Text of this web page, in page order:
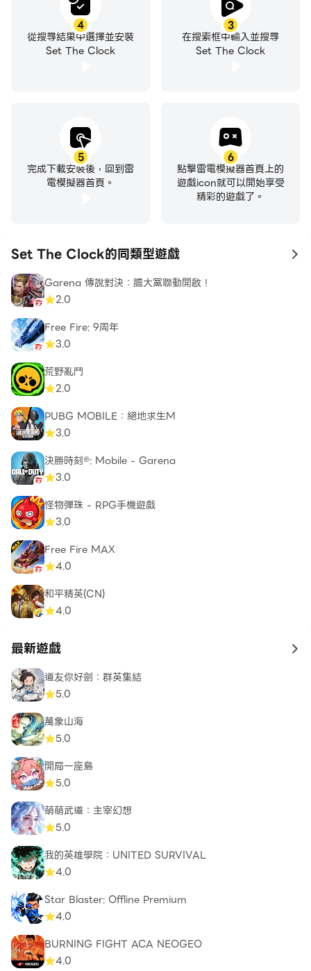
3
在搜索框中輸入並搜尋
Set The Clock
4
從搜尋結果中選擇並安裝
Set The Clock
5
完成下載安裝後，回到雷
電模擬器首頁。
6
點擊雷電模擬器首頁上的
遊戲icon就可以開始享受
精彩的遊戲了。
Set The Clock的同類型遊戲 to
Garena 傳說對決：膽大黨聯動開啟！
2.0
Free Fire: 9周年
3.0
荒野亂鬥
2.0
PUBG MOBILE：絕地求生M
3.0
決勝時刻®: Mobile - Garena
3.0
怪物彈珠 - RPG手機遊戲
3.0
Free Fire MAX
4.0
和平精英(CN)
4.0
最新遊戲 to
道友你好劍：群英集結
5.0
萬象山海
5.0
開局一座島
5.0
萌萌武道：主宰幻想
5.0
我的英雄學院：UNITED SURVIVAL
4.0
Star Blaster: Offline Premium
4.0
BURNING FIGHT ACA NEOGEO
4.0